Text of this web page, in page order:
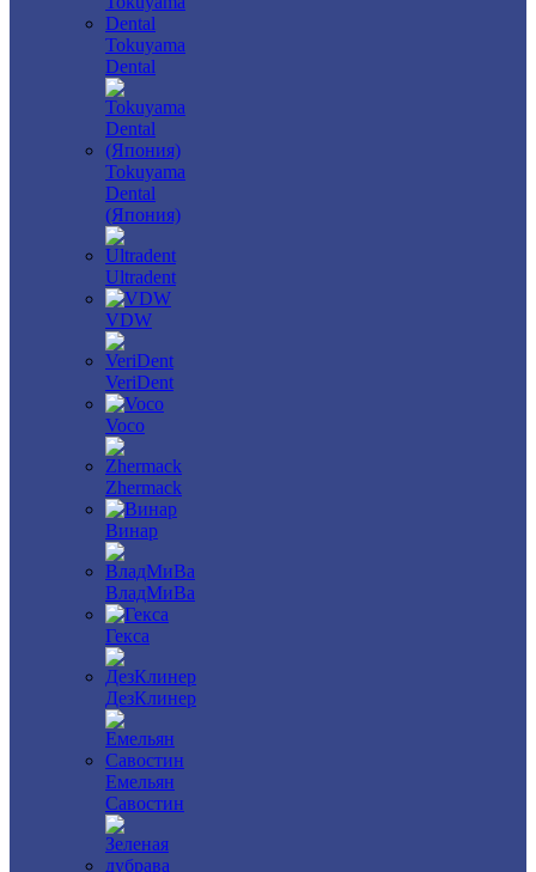
Tokuyama
Dental
Tokuyama
Dental
(Япония)
Ultradent
VDW
VeriDent
Voco
Zhermack
Винар
ВладМиВа
Гекса
ДезКлинер
Емельян
Савостин